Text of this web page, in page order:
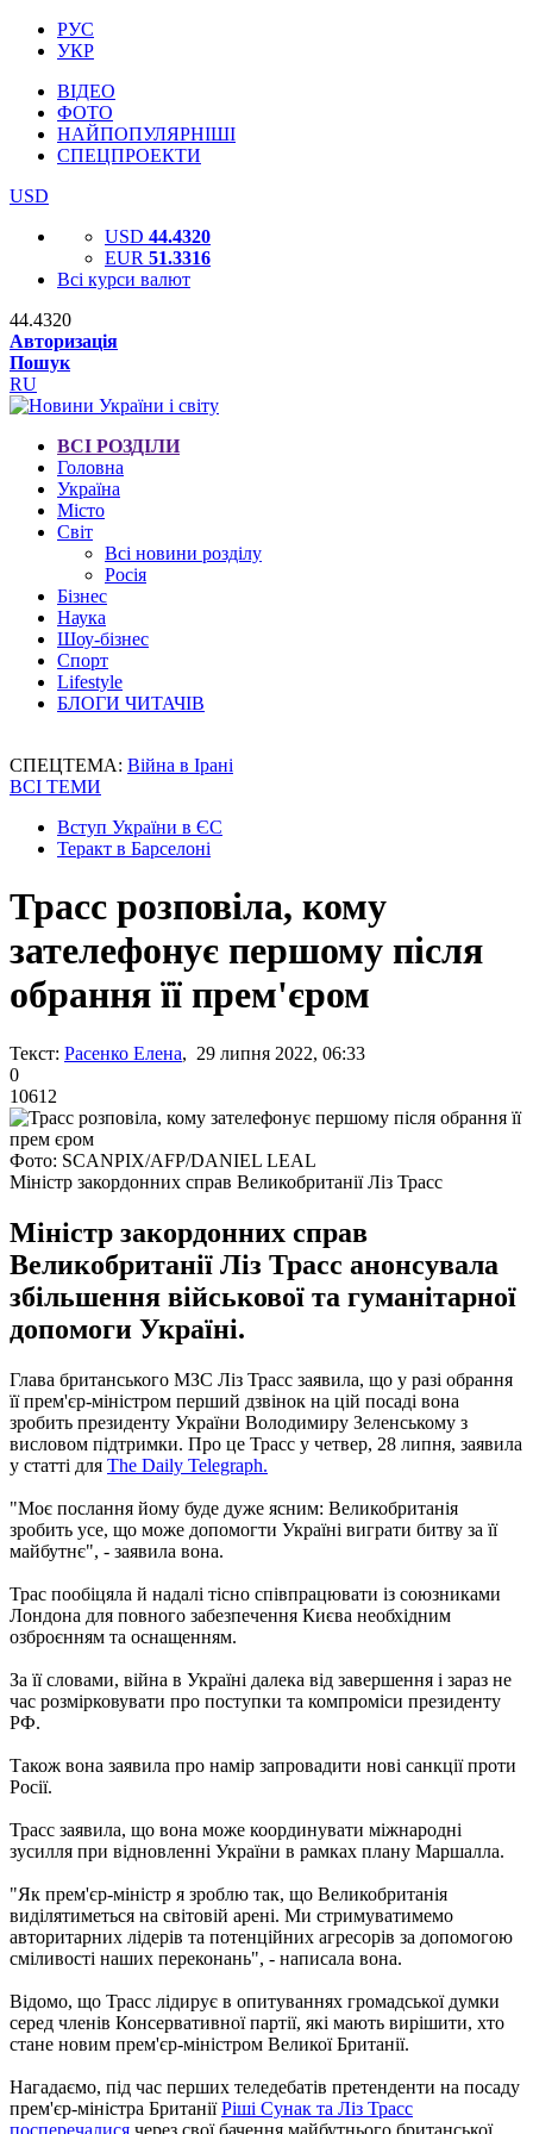
РУС
УКР
ВІДЕО
ФОТО
НАЙПОПУЛЯРНІШІ
СПЕЦПРОЕКТИ
USD
USD 44.4320
EUR 51.3316
Всі курси валют
44.4320
Авторизація
Пошук
RU
ВСІ РОЗДІЛИ
Головна
Україна
Місто
Світ
Всі новини розділу
Росія
Бізнес
Наука
Шоу-бізнес
Спорт
Lifestyle
БЛОГИ ЧИТАЧІВ
СПЕЦТЕМА: Війна в Ірані
ВСІ ТЕМИ
Вступ України в ЄС
Теракт в Барселоні
Трасс розповіла, кому
зателефонує першому після
обрання її прем'єром
Текст: Расенко Елена, 29 липня 2022, 06:33
0
10612
Фото: SCANPIX/AFP/DANIEL LEAL
Міністр закордонних справ Великобританії Ліз Трасс
Міністр закордонних справ
Великобританії Ліз Трасс анонсувала
збільшення військової та гуманітарної
допомоги Україні.
Глава британського МЗС Ліз Трасс заявила, що у разі обрання
її прем'єр-міністром перший дзвінок на цій посаді вона
зробить президенту України Володимиру Зеленському з
висловом підтримки. Про це Трасс у четвер, 28 липня, заявила
у статті для The Daily Telegraph.
"Моє послання йому буде дуже ясним: Великобританія
зробить усе, що може допомогти Україні виграти битву за її
майбутнє", - заявила вона.
Трас пообіцяла й надалі тісно співпрацювати із союзниками
Лондона для повного забезпечення Києва необхідним
озброєнням та оснащенням.
За її словами, війна в Україні далека від завершення і зараз не
час розмірковувати про поступки та компроміси президенту
РФ.
Також вона заявила про намір запровадити нові санкції проти
Росії.
Трасс заявила, що вона може координувати міжнародні
зусилля при відновленні України в рамках плану Маршалла.
"Як прем'єр-міністр я зроблю так, що Великобританія
виділятиметься на світовій арені. Ми стримуватимемо
авторитарних лідерів та потенційних агресорів за допомогою
сміливості наших переконань", - написала вона.
Відомо, що Трасс лідирує в опитуваннях громадської думки
серед членів Консервативної партії, які мають вирішити, хто
стане новим прем'єр-міністром Великої Британії.
Нагадаємо, під час перших теледебатів претенденти на посаду
прем'єр-міністра БританіїРіші Сунак та Ліз Трасс
посперечалися через свої бачення майбутнього британської